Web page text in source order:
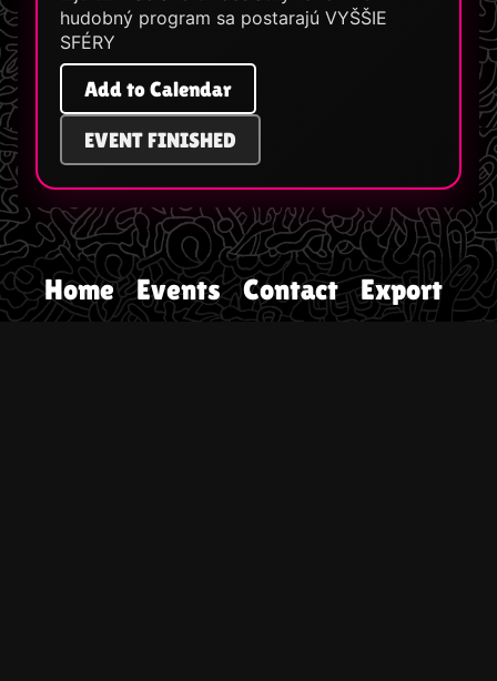
hudobný program sa postarajú VYŠŠIE
SFÉRY
Add to Calendar
EVENT FINISHED
Home Events Contact Export